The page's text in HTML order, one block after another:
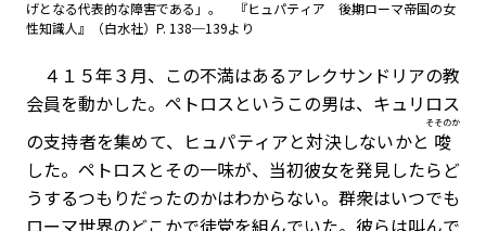
げとなる代表的な障害である」。 『ヒュパティア 後期ローマ帝国の女
性知識人』（白水社）P. 138─139より
４１５年３月、この不満はあるアレクサンドリアの教
会員を動かした。ペトロスというこの男は、キュリロス
の支持者を集めて、ヒュパティアと対決しないかと 唆
そそのか
した。ペトロスとその一味が、当初彼女を発見したらど
うするつもりだったのかはわからない。群衆はいつでも
ローマ世界のどこかで徒党を組んでいた。彼らは叫んで